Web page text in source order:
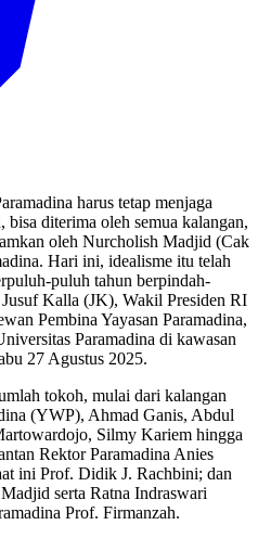
harus tetap menjaga
diterima oleh semua kalangan,
oleh Nurcholish Madjid (Cak
Hari ini, idealisme itu telah
puluh tahun berpindah-
Kalla (JK), Wakil Presiden RI
Pembina Yayasan Paramadina,
Paramadina di kawasan
27 Agustus 2025.
tokoh, mulai dari kalangan
(YWP), Ahmad Ganis, Abdul
Silmy Kariem hingga
Rektor Paramadina Anies
ini Prof. Didik J. Rachbini; dan
serta Ratna Indraswari
Prof. Firmanzah.